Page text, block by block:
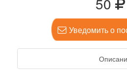
Уведомить о